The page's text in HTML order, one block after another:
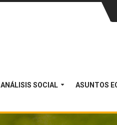
ANÁLISIS SOCIAL ASUNTOS